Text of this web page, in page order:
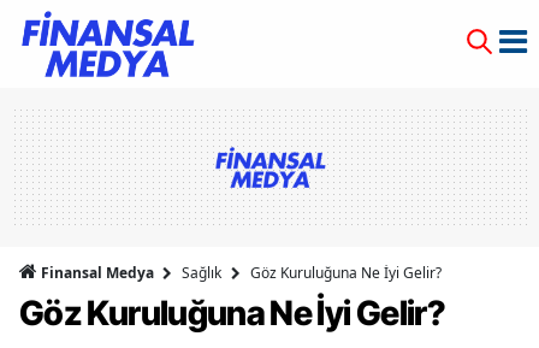
Finansal Medya Sağlık Göz Kuruluğuna Ne İyi Gelir?
Göz Kuruluğuna Ne İyi Gelir?